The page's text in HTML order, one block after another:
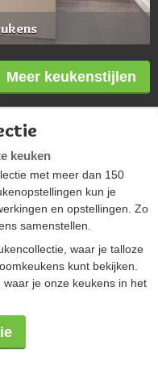
Meer keukenstijlen
keuken
met meer dan 150
kun je
en opstellingen. Zo
samenstellen.
waar je talloze
kunt bekijken.
je onze keukens in het